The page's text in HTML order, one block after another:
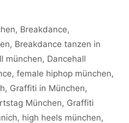
, Breakdance,
, Breakdance tanzen in
münchen, Dancehall
, female hiphop münchen,
, Graffiti in München,
München, Graffiti
, high heels münchen,